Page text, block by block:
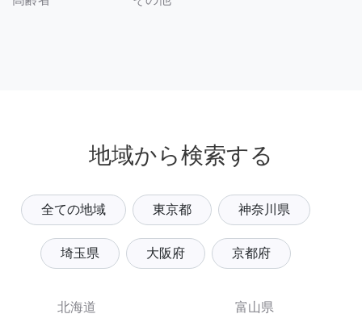
地域から検索する
全ての地域 東京都 神奈川県
埼玉県 大阪府 京都府
北海道
富山県